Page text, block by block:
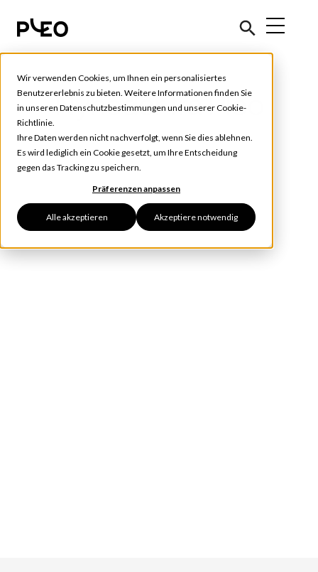
Wir verwenden Cookies, um Ihnen ein personalisiertes
Benutzererlebnis zu bieten. Weitere Informationen finden Sie
in unseren Datenschutzbestimmungen und unsererCookie-
Richtlinie.
Ihre Daten werden nicht nachverfolgt, wenn Sie dies ablehnen.
Es wird lediglich ein Cookie gesetzt, um Ihre Entscheidung
gegen das Tracking zu speichern.
Präferenzen anpassen
Alle akzeptieren Akzeptiere notwendig
Nyheder fra Pleo